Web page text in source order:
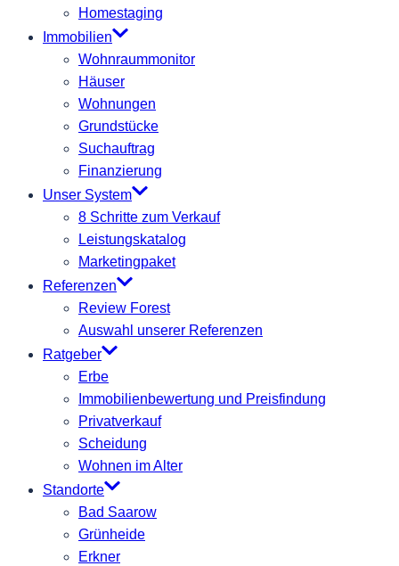
Homestaging
Immobilien
Wohnraummonitor
Häuser
Wohnungen
Grundstücke
Suchauftrag
Finanzierung
Unser System
8 Schritte zum Verkauf
Leistungskatalog
Marketingpaket
Referenzen
Review Forest
Auswahl unserer Referenzen
Ratgeber
Erbe
Immobilienbewertung und Preisfindung
Privatverkauf
Scheidung
Wohnen im Alter
Standorte
Bad Saarow
Grünheide
Erkner